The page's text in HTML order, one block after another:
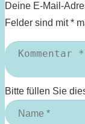
Deine E-Mail-
Felder sind mit*
Bitte füllen Sie